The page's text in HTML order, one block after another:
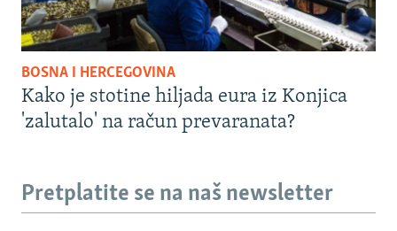
BOSNA I HERCEGOVINA
Kako je stotine hiljada eura iz Konjica
'zalutalo' na račun prevaranata?
Pretplatite se na naš newsletter